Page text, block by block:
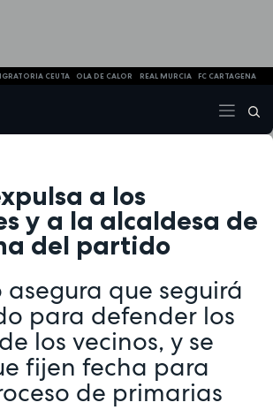
CEUTA OLA DE CALOR REAL MURCIA FC CARTAGENA
a los
y a la alcaldesa de
del partido
que seguirá
para defender los
los vecinos, y se
fijen fecha para
de primarias